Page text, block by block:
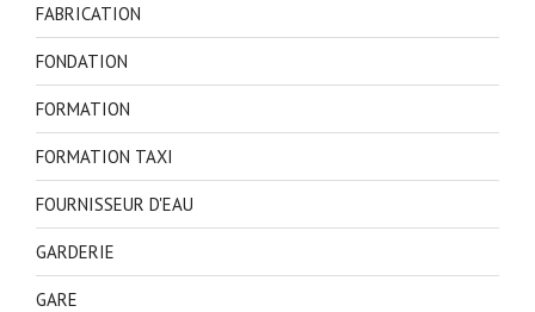
FABRICATION
FONDATION
FORMATION
FORMATION TAXI
FOURNISSEUR D'EAU
GARDERIE
GARE